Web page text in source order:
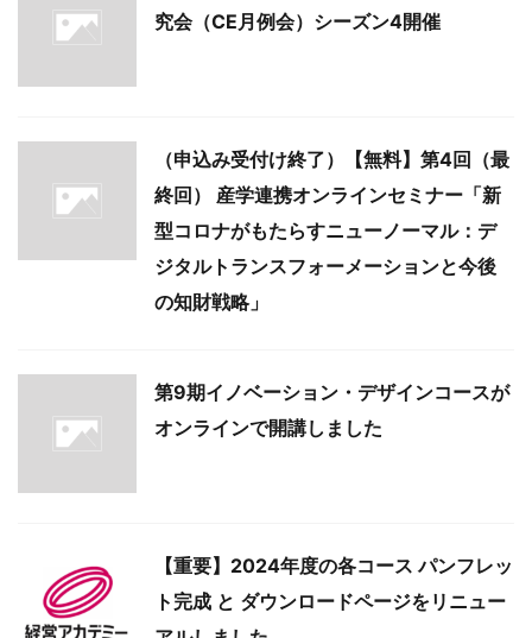
究会（CE月例会）シーズン4開催
（申込み受付け終了）【無料】第4回（最
終回） 産学連携オンラインセミナー「新
型コロナがもたらすニューノーマル：デ
ジタルトランスフォーメーションと今後
の知財戦略」
第9期イノベーション・デザインコースが
オンラインで開講しました
【重要】2024年度の各コース パンフレッ
ト完成 と ダウンロードページをリニュー